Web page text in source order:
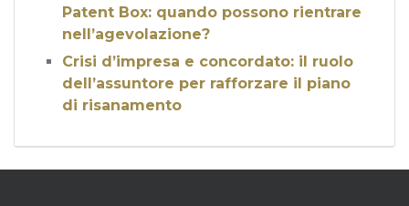
Patent Box: quando possono rientrare
nell’agevolazione?
Crisi d’impresa e concordato: il ruolo
dell’assuntore per rafforzare il piano
di risanamento